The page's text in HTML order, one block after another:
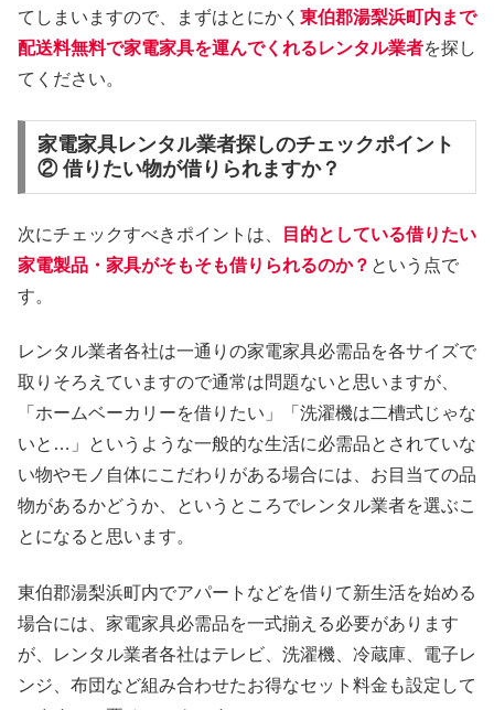
てしまいますので、まずはとにかく 東伯郡湯梨浜町内まで
配送料無料で家電家具を運んでくれるレンタル業者を探し
てください。
家電家具レンタル業者探しのチェックポイント
② 借りたい物が借りられますか？
次にチェックすべきポイントは、
目的としている借りたい
家電製品・家具がそもそも借りられるのか？ という点で
す。
レンタル業者各社は一通りの家電家具必需品を各サイズで
取りそろえていますので通常は問題ないと思いますが、
「ホームベーカリーを借りたい」「洗濯機は二槽式じゃな
いと…」というような一般的な生活に必需品とされていな
い物やモノ自体にこだわりがある場合には、お目当ての品
物があるかどうか、というところでレンタル業者を選ぶこ
とになると思います。
東伯郡湯梨浜町内でアパートなどを借りて新生活を始める
場合には、家電家具必需品を一式揃える必要があります
が、レンタル業者各社はテレビ、洗濯機、冷蔵庫、電子レ
ンジ、布団など組み合わせたお得なセット料金も設定して